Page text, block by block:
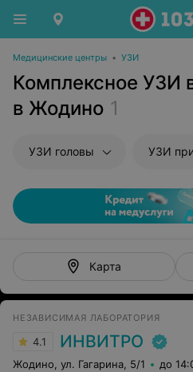
Медицинские центры • УЗИ
Комплексное УЗИ
в Жодино 1
УЗИ головы УЗИ
Карта
НЕЗАВИСИМАЯ ЛАБОРАТОРИЯ
4.1 ИНВИТРО
Жодино, ул. Гагарина, 5/1 до